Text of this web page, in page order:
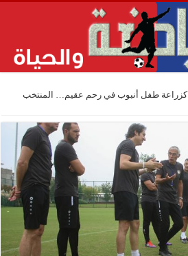
كزراعة طفل أنبوب في رحم عقيم… المنتخب